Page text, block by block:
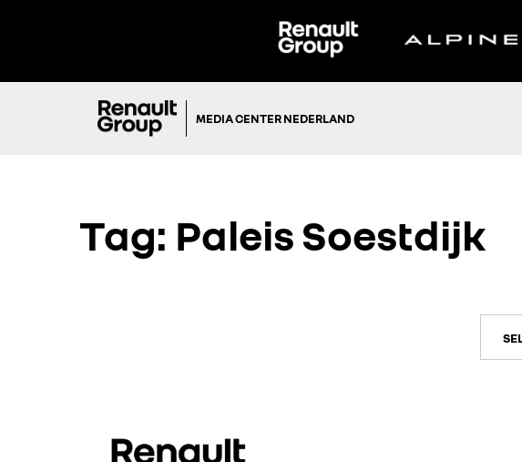
MEDIA CENTER NEDERLAND
Tag: Paleis Soestdijk